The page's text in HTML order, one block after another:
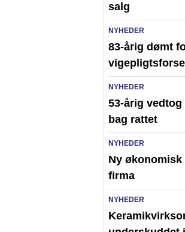
salg
NYHEDER
83-årig dømt
NYHEDER
53-årig
bag rattet
NYHEDER
Ny
firma
NYHEDER